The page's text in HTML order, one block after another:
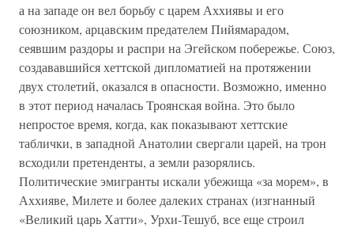
а на западе он вел борьбу с царем Аххиявы и его
союзником, арцавским предателем Пийямарадом,
сеявшим раздоры и распри на Эгейском побережье. Союз,
создававшийся хеттской дипломатией на протяжении
двух столетий, оказался в опасности. Возможно, именно
в этот период началась Троянская война. Это было
непростое время, когда, как показывают хеттские
таблички, в западной Анатолии свергали царей, на трон
всходили претенденты, а земли разорялись.
Политические эмигранты искали убежища «за морем», в
Аххияве, Милете и более далеких странах (изгнанный
«Великий царь Хатти», Урхи-Тешуб, все еще строил